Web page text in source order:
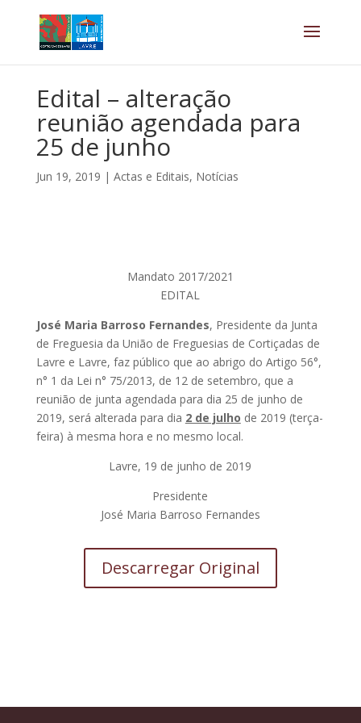
Edital – alteração
reunião agendada para
25 de junho
Jun 19, 2019 | Actas e Editais, Notícias
Mandato 2017/2021
EDITAL
José Maria Barroso Fernandes, Presidente da Junta
de Freguesia da União de Freguesias de Cortiçadas de
Lavre e Lavre, faz público que ao abrigo do Artigo 56°,
n° 1 da Lei n° 75/2013, de 12 de setembro, que a
reunião de junta agendada para dia 25 de junho de
2019, será alterada para dia 2 de julho de 2019 (terça-
feira) à mesma hora e no mesmo local.
Lavre, 19 de junho de 2019
Presidente
José Maria Barroso Fernandes
Descarregar Original